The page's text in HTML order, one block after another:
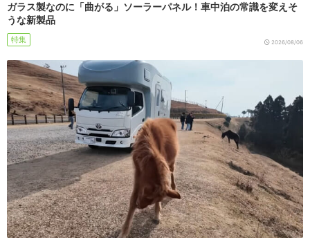
ガラス製なのに「曲がる」ソーラーパネル！車中泊の常識を変えそ
うな新製品
特集 2026/08/06